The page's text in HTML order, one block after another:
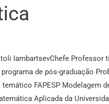
IambartsevChefe Professor
de pós-graduação
FAPESP Modelagem
Aplicada da